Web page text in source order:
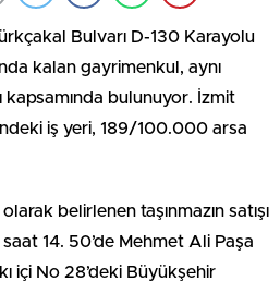
Bulvarı D-130 Karayolu
kalan gayrimenkul, aynı
kapsamında bulunuyor. İzmit
iş yeri, 189/100.000 arsa
belirlenen taşınmazın satışı
14. 50’de Mehmet Ali Paşa
içi No 28’deki Büyükşehir